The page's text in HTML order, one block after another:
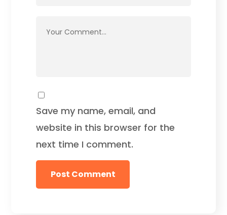
Save my name, email, and
website in this browser for the
next time I comment.